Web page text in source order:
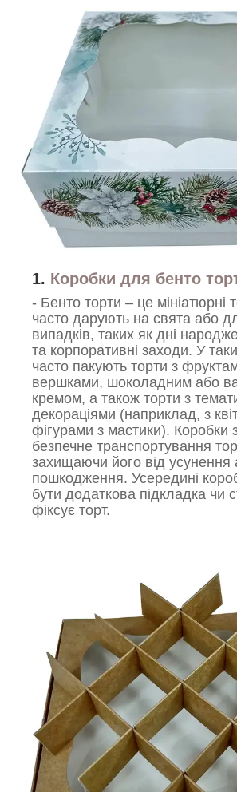
1. Коробки для бенто
- Бенто торти – це мініатюрні
часто дарують на свята або
випадків, таких як дні
та корпоративні заходи. У
часто пакують торти з
вершками, шоколадним або
кремом, а також торти з
декораціями (наприклад, з
фігурами з мастики). Коробки
безпечне транспортування
захищаючи його від усунення
пошкодження. Усередині
бути додаткова підкладка чи
фіксує торт.